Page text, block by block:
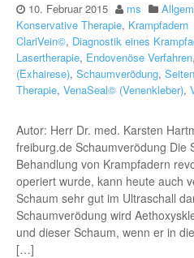
10. Februar 2015 ms
Konservative Therapie, Krampfadern
ClariVein©, Diagnostik eines
Lasertherapie, Endovenöse Verfahren,
(Exhairese), Schaumverödung,
Therapie, VenaSeal© (Venenkleber),
Autor: Herr Dr. med. Karsten
freiburg.de Schaumverödung Die
Behandlung von Krampfadern
operiert wurde, kann heute auch
Schaum sehr gut im Ultraschall
Schaumverödung wird
und dieser Schaum, wenn er in
[…]